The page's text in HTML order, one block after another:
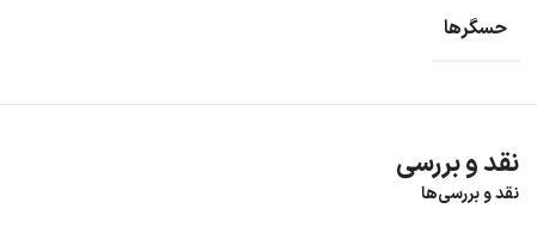
حسگرها
نقد و بررسی
نقد و بررسی‌ها